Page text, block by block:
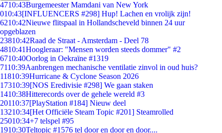
4710:43Burgemeester Mamdani van New York
010:43[INFLUENCERS #298] Hup! Lachen en vrolijk zijn!
6210:42Nieuwe flitspaal in Hollandscheveld binnen 24 uur
opgeblazen
23810:42Raad de Straat - Amsterdam - Deel 78
4810:41Hoogleraar: "Mensen worden steeds dommer" #2
6710:40Oorlog in Oekraïne #1319
7110:39Aanbrengen mechanische ventilatie zinvol in oud huis?
11810:39Hurricane & Cyclone Season 2026
17310:39[NOS Eredivisie #298] We gaan staken
1410:38Hitterecords over de gehele wereld #3
20110:37[PlayStation #184] Nieuw deel
13210:34[Het Officiële Steam Topic #201] Steamrolled
25010:34+7 telspel #95
1910:30Teltopic #1576 tel door en door en door....